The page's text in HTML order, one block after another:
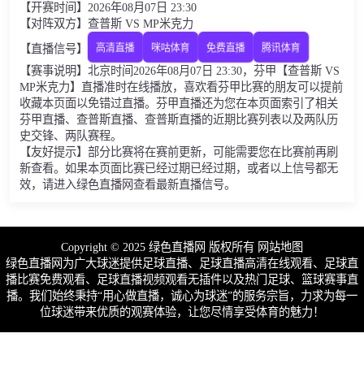
【开赛时间】2026年08月07日 23:30
【对阵双方】查普斯 VS MP米克力
【直播信号】
高清直播 咪咕体育 免费直播 腾讯体育
【赛事说明】北京时间2026年08月07日 23:30，芬甲【查普斯 VS
MP米克力】直播准时在线播放，喜欢看芬甲比赛的朋友可以提前
收藏本页面以免错过直播。芬甲直播还为您在本页面索引了相关
芬甲直播、查普斯直播、查普斯直播的近期比赛列表以及两队历
史交锋、两队赛程。
【友好提示】部分比赛将在赛前更新，可能需要您在比赛前再刷
新查看。如果本页面比赛已经过期已经过期，或者以上信号都无
效，请进入绿色直播网查看最新直播信号。
Copyright © 2025 绿色直播网 版权所有 网站地图
绿色直播网为广大球迷提供足球直播、足球直播高清在线观看、足球直
播比赛免费观看、足球直播视频观看无插件以及热门足球、篮球赛事直
播。我们始终秉持“用心做直播，诚心为球迷”的服务宗旨，力求为每一
位球迷带来优质的观赛体验，让您尽情享受体育的魅力！